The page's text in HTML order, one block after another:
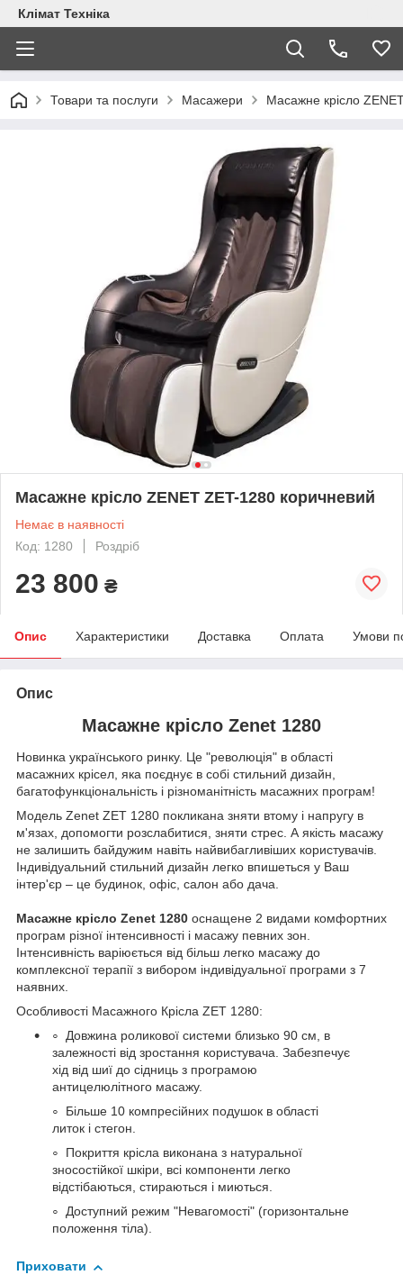
Клімат Техніка
Товари та послуги Масажери Масажне крісло
Масажне крісло ZENET ZET-1280 коричневий
Немає в наявності
Код: 1280
Роздріб
23 800 ₴
Опис Характеристики Доставка Оплата Умови
Опис
Масажне крісло Zenet 1280
Новинка українського ринку. Це "революція" в області
масажних крісел, яка поєднує в собі стильний дизайн,
багатофункціональність і різноманітність масажних програм!
Модель Zenet ZET 1280 покликана зняти втому і напругу в
м'язах, допомогти розслабитися, зняти стрес. А якість масажу
не залишить байдужим навіть найвибагливіших користувачів.
Індивідуальний стильний дизайн легко впишеться у Ваш
інтер'єр – це будинок, офіс, салон або дача.
Масажне крісло Zenet 1280 оснащене 2 видами комфортних
програм різної інтенсивності і масажу певних зон.
Інтенсивність варіюється від більш легко масажу до
комплексної терапії з вибором індивідуальної програми з 7
наявних.
Особливості Масажного Крісла ZET 1280:
Довжина роликової системи близько 90 см, в
залежності від зростання користувача. Забезпечує
хід від шиї до сідниць з програмою
антицелюлітного масажу.
Більше 10 компресійних подушок в області
литок і стегон.
Покриття крісла виконана з натуральної
зносостійкої шкіри, всі компоненти легко
відстібаються, стираються і миються.
Доступний режим "Невагомості" (горизонтальне
положення тіла).
Приховати